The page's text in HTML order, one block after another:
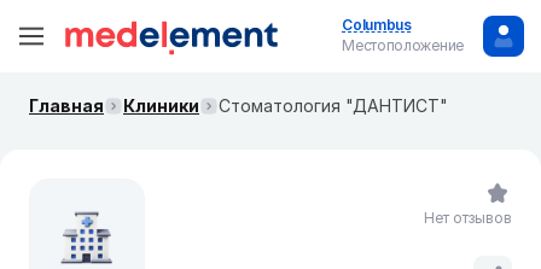
Columbus
Местоположение
Главная Клиники Стоматология "ДАНТИСТ"
Нет отзывов